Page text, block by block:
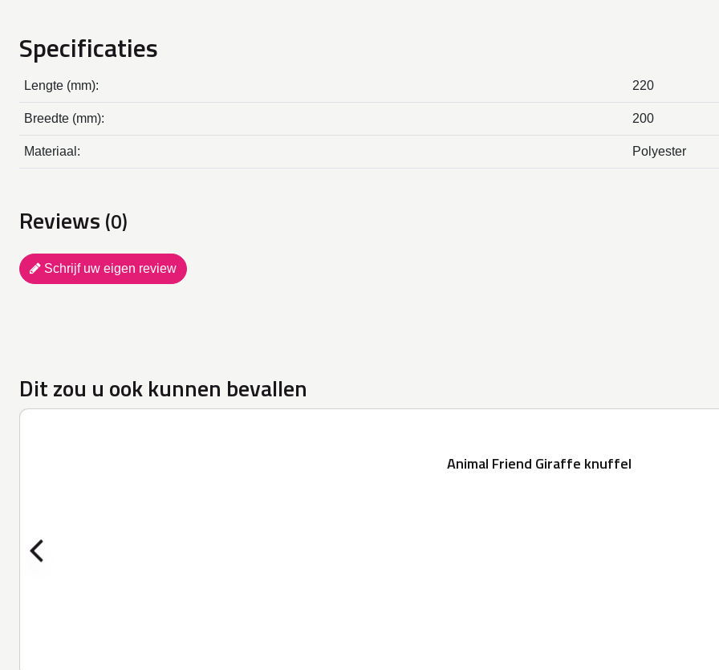
Specificaties
Lengte (mm): 220
Breedte (mm): 200
Materiaal: Polyester
Reviews (0)
Schrijf uw eigen review
Dit zou u ook kunnen bevallen
Animal Friend Giraffe knuffel